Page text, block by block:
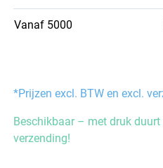
Vanaf 5000
*Prijzen excl. BTW en excl.
Beschikbaar – met druk
verzending!